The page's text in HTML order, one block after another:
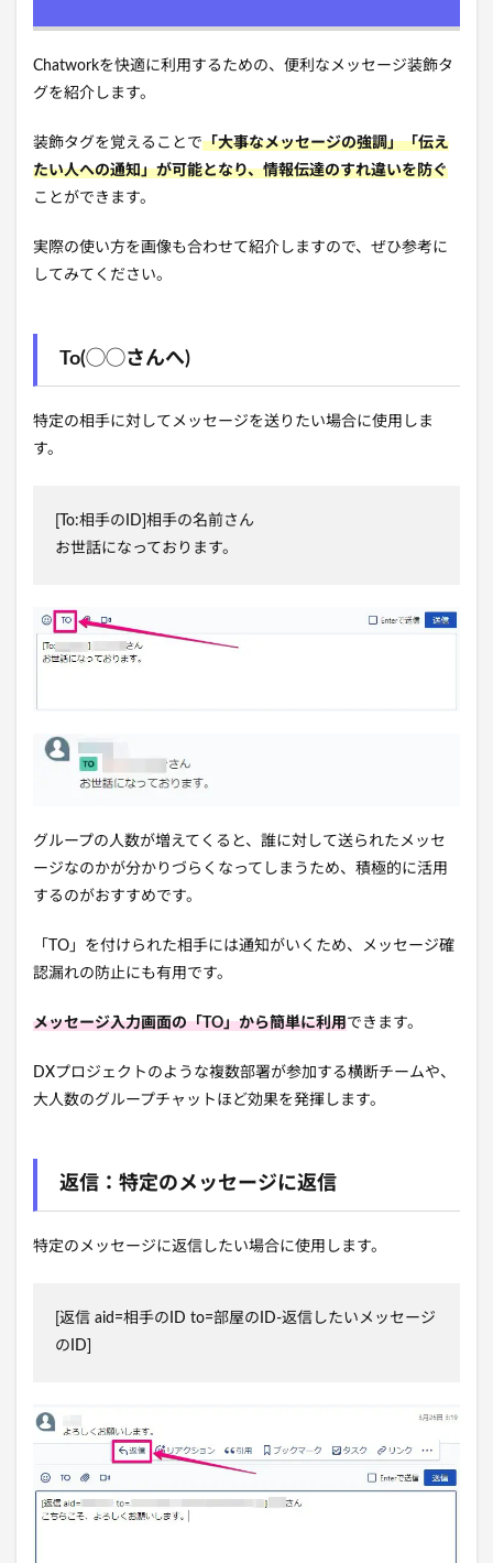
Chatworkを快適に利用するための、便利なメッセージ装飾タ
グを紹介します。
装飾タグを覚えることで「大事なメッセージの強調」「伝え
たい人への通知」が可能となり、情報伝達のすれ違いを防ぐ
ことができます。
実際の使い方を画像も合わせて紹介しますので、ぜひ参考に
してみてください。
To(◯◯さんへ)
特定の相手に対してメッセージを送りたい場合に使用しま
す。
[To:相手のID]相手の名前さん
お世話になっております。
グループの人数が増えてくると、誰に対して送られたメッセ
ージなのかが分かりづらくなってしまうため、積極的に活用
するのがおすすめです。
「TO」を付けられた相手には通知がいくため、メッセージ確
認漏れの防止にも有用です。
メッセージ入力画面の「TO」から簡単に利用できます。
DXプロジェクトのような複数部署が参加する横断チームや、
大人数のグループチャットほど効果を発揮します。
返信：特定のメッセージに返信
特定のメッセージに返信したい場合に使用します。
[返信 aid=相手のID to=部屋のID-返信したいメッセージ
のID]